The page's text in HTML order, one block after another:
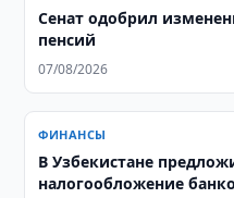
Сенат одобрил
пенсий
07/08/2026
ФИНАНСЫ
В Узбекистане
налогообложение